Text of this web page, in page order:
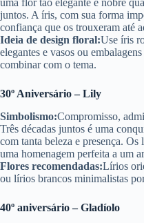
uma flor tão elegante e nobre
juntos. A íris, com sua forma
confiança que os trouxeram até
Ideia de design floral:Use íris
elegantes e vasos ou
combinar com o tema.
30º Aniversário – Lily
Simbolismo:Compromisso,
Três décadas juntos é uma
com tanta beleza e presença.
uma homenagem perfeita a um
Flores recomendadas:Lírios
ou lírios brancos minimalistas
40º aniversário – Gladíolo